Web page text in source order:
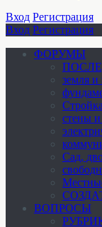
Вход Регистрация
Вход Регистрация
ФОРУМЫ
земля и
стены
Cад,
ВОПРОСЫ